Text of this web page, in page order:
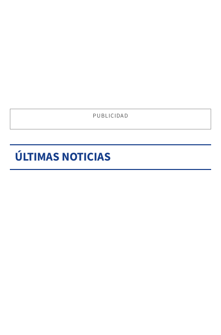
PUBLICIDAD
ÚLTIMAS NOTICIAS